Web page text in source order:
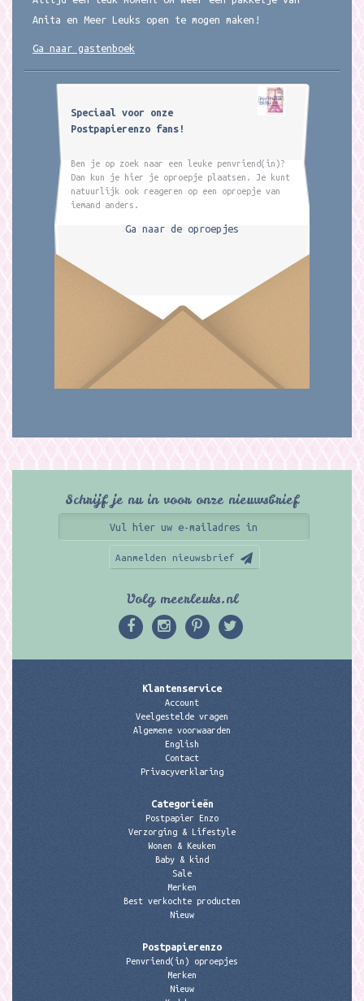
Anita en Meer Leuks open te mogen maken!
Ga naar gastenboek
Speciaal voor onze
Postpapierenzo fans!
Ben je op zoek naar een leuke penvriend(in)?
Dan kun je hier je oproepje plaatsen. Je kunt
natuurlijk ook reageren op een oproepje van
iemand anders.
Ga naar de oproepjes
Schrijf je nu in voor onze nieuwsbrief
Aanmelden nieuwsbrief
Volg meerleuks.nl
Klantenservice
Account
Veelgestelde vragen
Algemene voorwaarden
English
Contact
Privacyverklaring
Categorieën
Postpapier Enzo
Verzorging & Lifestyle
Wonen & Keuken
Baby & kind
Sale
Merken
Best verkochte producten
Nieuw
Postpapierenzo
Penvriend(in) oproepjes
Merken
Nieuw